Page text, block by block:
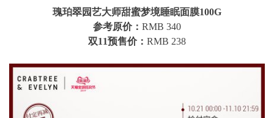
瑰珀翠园艺大师甜蜜梦境睡眠面膜100G
参考原价： RMB 340
双11预售价： RMB 238